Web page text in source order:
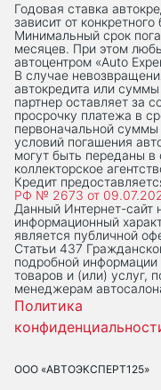
Годовая ставка
зависит от
Минимальный срок
месяцев. При этом
автоцентром «Auto
В случае
автокредита или
партнер оставляет за
просрочку платежа в
первоначальной
условий погашения
могут быть переданы
коллекторское
Кредит
РФ № 2673 от
Данный Интернет-сaйт
информационный
является публичной
Статьи 437
подробной информации
товаров и (или) услуг,
менеджерам
Политика
ООО «АВТОЭКСПЕРТ125»